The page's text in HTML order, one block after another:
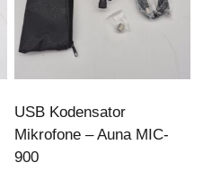
USB Kodensator
Mikrofone – Auna MIC-
900